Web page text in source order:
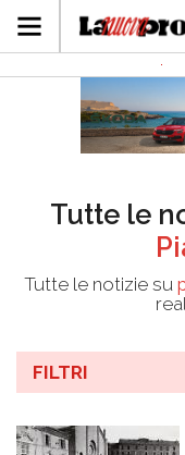
Tutte le
Tutte le notizie su
FILTRI